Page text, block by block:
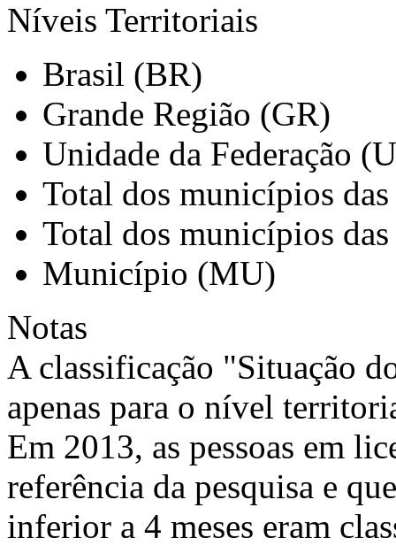
Níveis Territoriais
Brasil (BR)
Grande Região (GR)
Unidade da Federação
Total dos municípios
Total dos municípios
Município (MU)
Notas
A classificação "Situação
apenas para o nível
Em 2013, as pessoas em
referência da pesquisa e
inferior a 4 meses eram